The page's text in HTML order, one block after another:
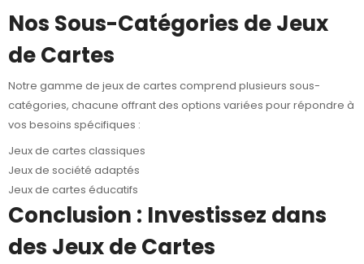
Nos Sous-Catégories de Jeux
de Cartes
Notre gamme de jeux de cartes comprend plusieurs sous-
catégories, chacune offrant des options variées pour répondre à
vos besoins spécifiques :
Jeux de cartes classiques
Jeux de société adaptés
Jeux de cartes éducatifs
Conclusion : Investissez dans
des Jeux de Cartes